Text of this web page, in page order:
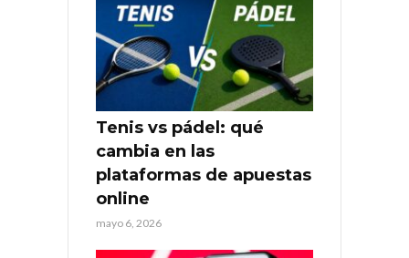
Tenis vs pádel: qué
cambia en las
plataformas de apuestas
online
mayo 6, 2026